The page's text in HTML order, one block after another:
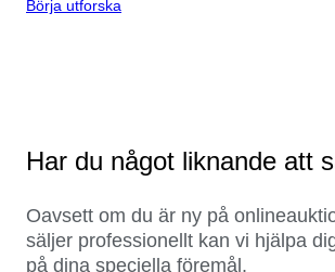
Börja utforska
Har du något liknande att
Oavsett om du är ny på
säljer professionellt kan vi hjälpa
på dina speciella föremål.